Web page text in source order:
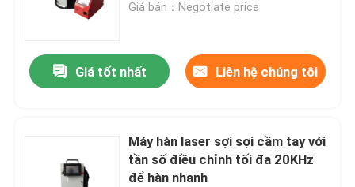
Giá bán：Negotiate price
Giá tốt nhất Liên hệ chúng tôi
Máy hàn laser sợi sợi cầm tay với
tần số điều chỉnh tối đa 20KHz
để hàn nhanh